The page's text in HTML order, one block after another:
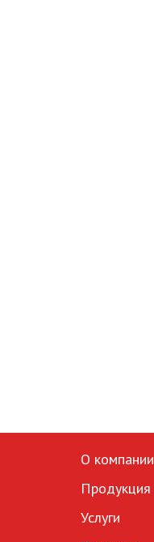
О компании
Продукция
Услуги